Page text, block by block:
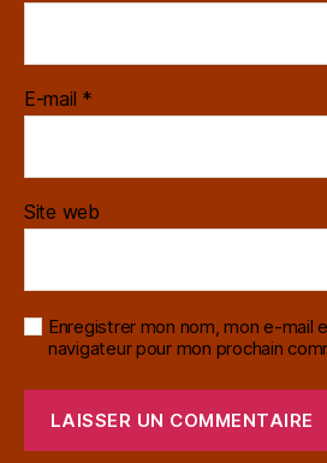
E-mail *
Site web
Enregistrer mon nom, mon e-mail
navigateur pour mon prochain